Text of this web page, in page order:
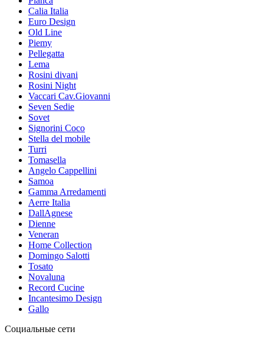
Calia Italia
Euro Design
Old Line
Piemy
Pellegatta
Lema
Rosini divani
Rosini Night
Vaccari Cav.Giovanni
Seven Sedie
Sovet
Signorini Coco
Stella del mobile
Turri
Tomasella
Angelo Cappellini
Samoa
Gamma Arredamenti
Aerre Italia
DallAgnese
Dienne
Veneran
Home Collection
Domingo Salotti
Tosato
Novaluna
Record Cucine
Incantesimo Design
Gallo
Социальные сети